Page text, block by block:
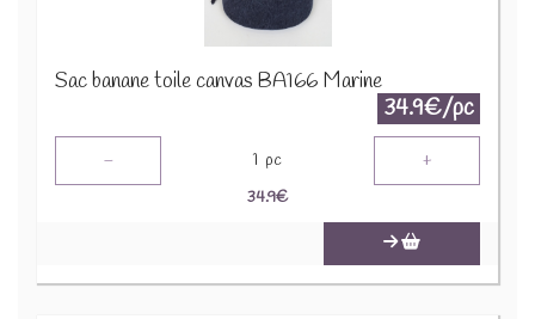
Sac banane toile canvas BA166 Marine
34.9€/pc
- 1 pc +
34.9€